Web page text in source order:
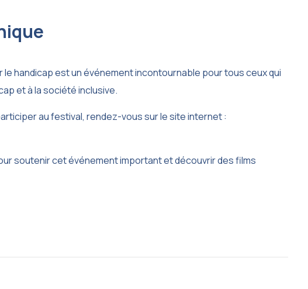
handicap est un événement incontournable pour tous ceux qui
et à la société inclusive.
au festival, rendez-vous sur le site internet :
soutenir cet événement important et découvrir des films